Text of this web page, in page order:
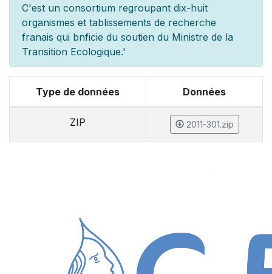
C'est un consortium regroupant dix-huit
organismes et tablissements de recherche
franais qui bnficie du soutien du Ministre de la
Transition Ecologique.'
Type de données Données
ZIP 2011-301.zip